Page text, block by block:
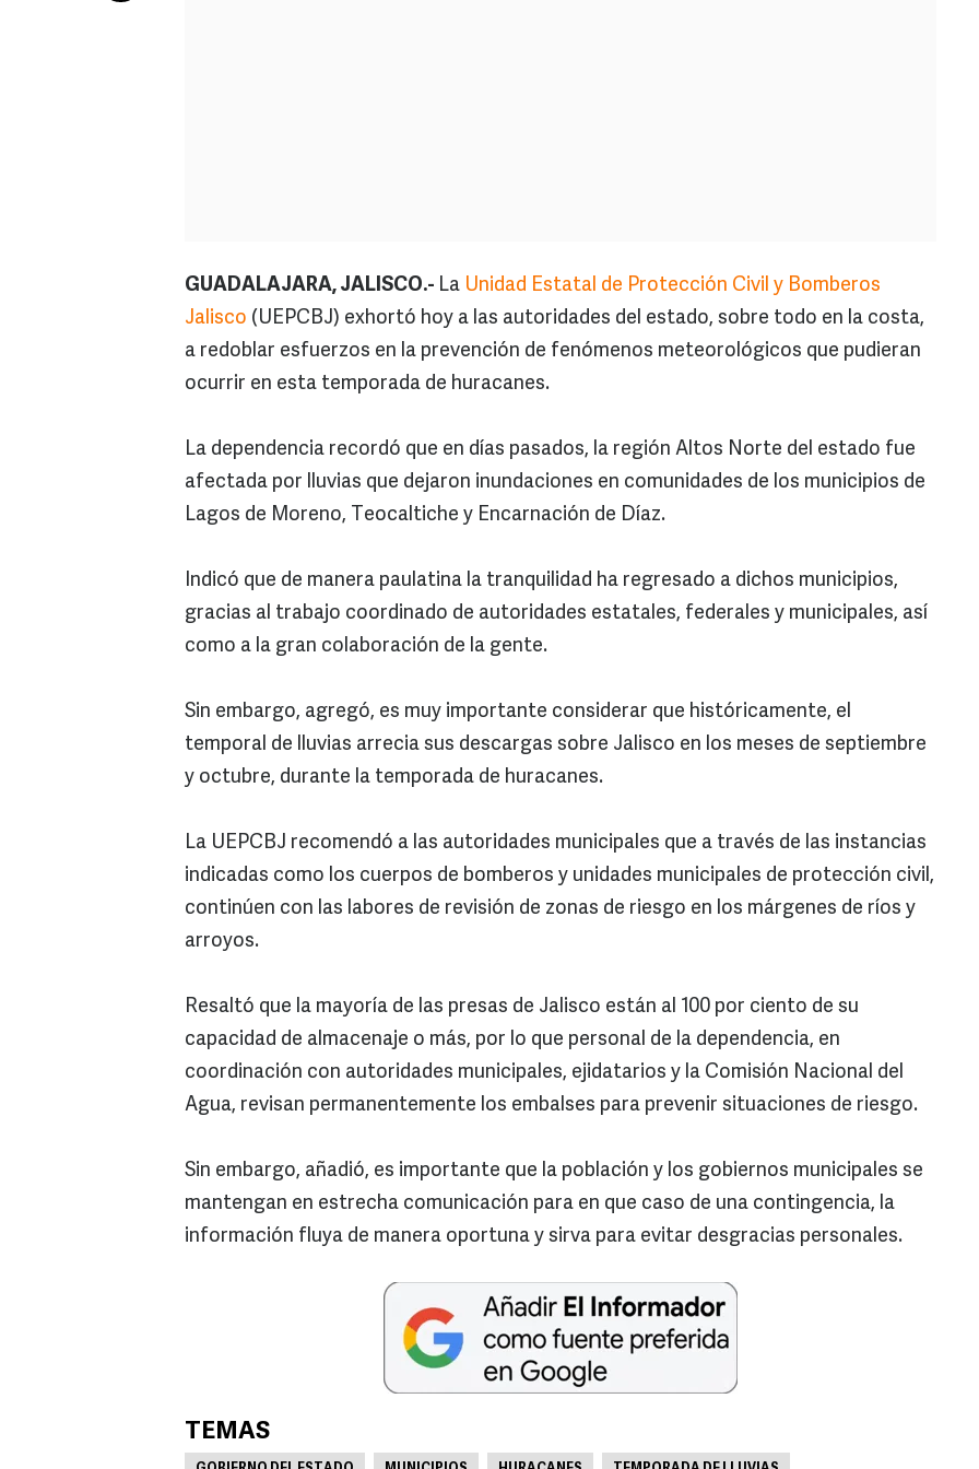
GUADALAJARA, JALISCO.- La Unidad Estatal de Protección Civil y Bomberos
Jalisco (UEPCBJ) exhortó hoy a las autoridades del estado, sobre todo en la costa,
a redoblar esfuerzos en la prevención de fenómenos meteorológicos que pudieran
ocurrir en esta temporada de huracanes.
La dependencia recordó que en días pasados, la región Altos Norte del estado fue
afectada por lluvias que dejaron inundaciones en comunidades de los municipios de
Lagos de Moreno, Teocaltiche y Encarnación de Díaz.
Indicó que de manera paulatina la tranquilidad ha regresado a dichos municipios,
gracias al trabajo coordinado de autoridades estatales, federales y municipales, así
como a la gran colaboración de la gente.
Sin embargo, agregó, es muy importante considerar que históricamente, el
temporal de lluvias arrecia sus descargas sobre Jalisco en los meses de septiembre
y octubre, durante la temporada de huracanes.
La UEPCBJ recomendó a las autoridades municipales que a través de las instancias
indicadas como los cuerpos de bomberos y unidades municipales de protección civil,
continúen con las labores de revisión de zonas de riesgo en los márgenes de ríos y
arroyos.
Resaltó que la mayoría de las presas de Jalisco están al 100 por ciento de su
capacidad de almacenaje o más, por lo que personal de la dependencia, en
coordinación con autoridades municipales, ejidatarios y la Comisión Nacional del
Agua, revisan permanentemente los embalses para prevenir situaciones de riesgo.
Sin embargo, añadió, es importante que la población y los gobiernos municipales se
mantengan en estrecha comunicación para en que caso de una contingencia, la
información fluya de manera oportuna y sirva para evitar desgracias personales.
TEMAS